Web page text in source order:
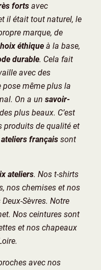
fortsavec
il était tout naturel, le
marque, de
éthiqueà la base,
durable. Cela fait
avec des
pose même plus la
On a un savoir-
plus beaux. C’est
produits de qualité et
ateliers françaissont
ateliers. Nos t-shirts
nos chemises et nos
Sèvres. Notre
Nos ceintures sont
et nos chapeaux
avec nos